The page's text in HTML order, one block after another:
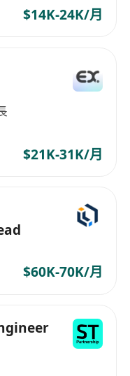
$14K-24K/月
$21K-31K/月
$60K-70K/月